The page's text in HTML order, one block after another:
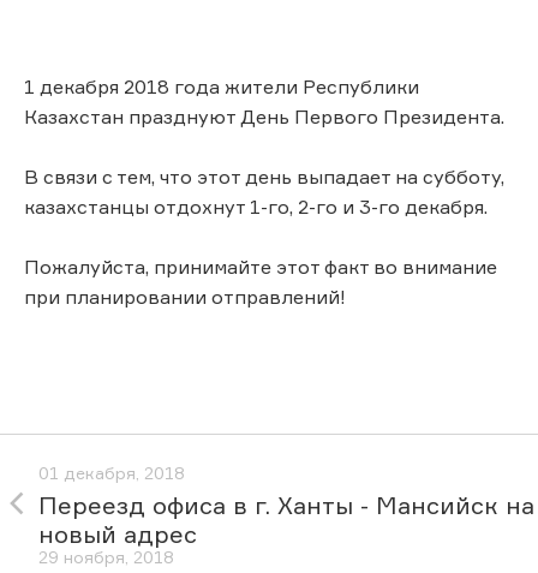
1 декабря 2018 года жители Республики
Казахстан празднуют День Первого Президента.
В связи с тем, что этот день выпадает на субботу,
казахстанцы отдохнут 1-го, 2-го и 3-го декабря.
Пожалуйста, принимайте этот факт во внимание
при планировании отправлений!
01 декабря, 2018
Переезд офиса в г. Ханты - Мансийск на
новый адрес
29 ноября, 2018